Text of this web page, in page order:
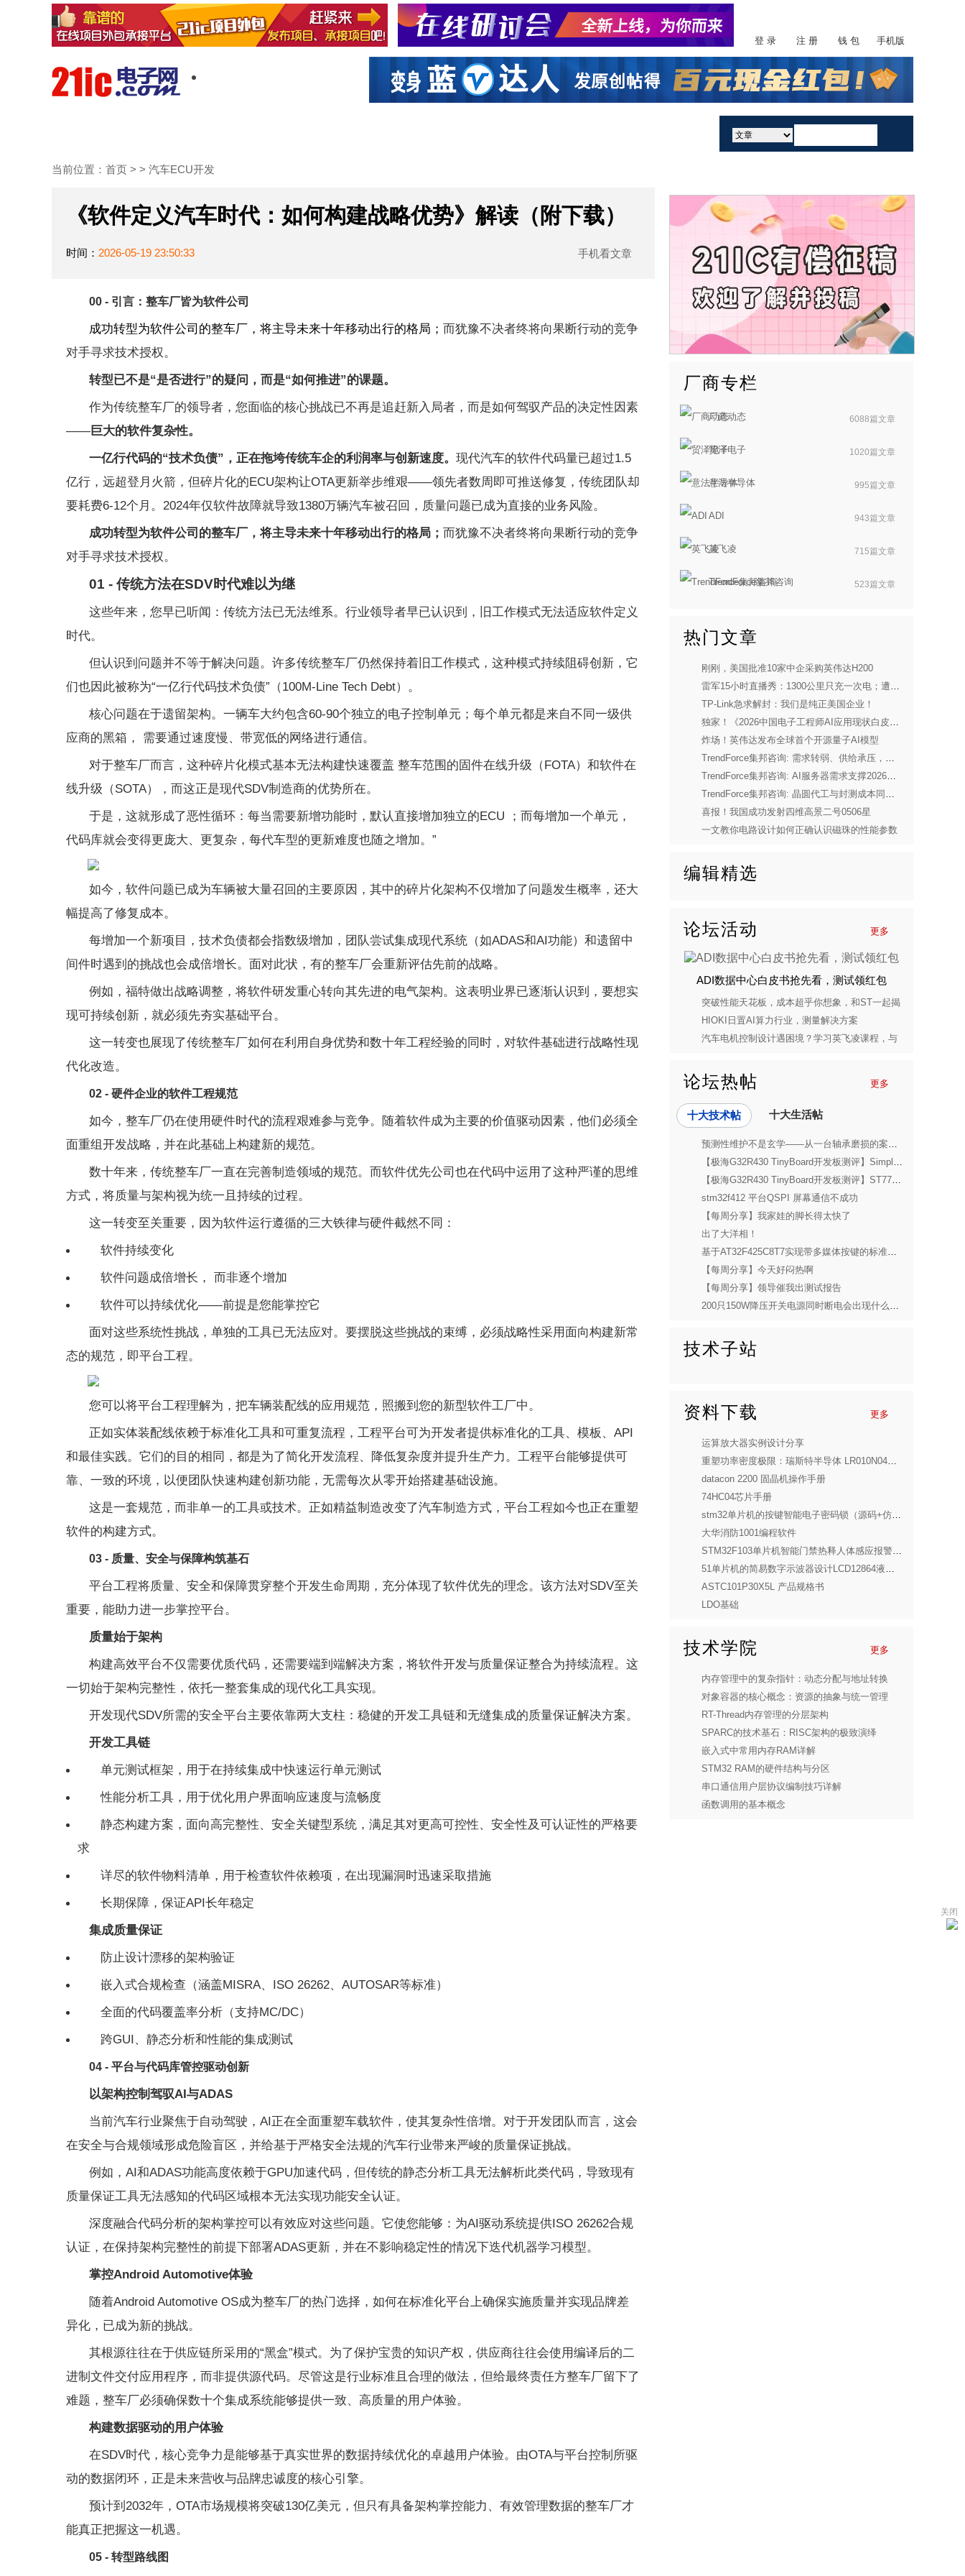
登 录 注 册 钱 包 手机版
当前位置： 首页 > > 汽车ECU开发
《软件定义汽车时代：如何构建战略优势》解读（附下载）
时间： 2026-05-19 23:50:33 手机看文章
00 - 引言：整车厂皆为软件公司
成功转型为软件公司的整车厂，将主导未来十年移动出行的格局 ； 而犹豫不决者终将向果断行动的竞争
对手寻求技术授权。
转型已不是“是否进行”的疑问，而是“如何推进”的课题。
作为传统整车厂的领导者，您面临的核心挑战已不再是追赶新入局者，而是如何驾驭产品的决定性因素
——巨大的软件复杂性。
一亿行代码的“技术负债”，正在拖垮传统车企的利润率与创新速度。 现代汽车的软件代码量已超过1.5
亿行，远超登月火箭，但碎片化的ECU架构让OTA更新举步维艰——领先者数周即可推送修复，传统团队却
要耗费6-12个月。2024年仅软件故障就导致1380万辆汽车被召回，质量问题已成为直接的业务风险。
成功转型为软件公司的整车厂，将主导未来十年移动出行的格局； 而犹豫不决者终将向果断行动的竞争
对手寻求技术授权。
01 - 传统方法在SDV时代难以为继
这些年来，您早已听闻：传统方法已无法维系。行业领导者早已认识到，
旧工作模式无法适应软件定义
时代。
但认识到问题并不等于解决问题。许多传统整车厂仍然保持着旧工作模式，这种模式持续阻碍创新，它
们也因此被称为“一亿行代码技术负债” （100M-Line Tech Debt）。
核心问题在于遗留架构。一辆车大约包含60-90个独立的电子控制单元；每个单元都是来自不同一级供
应商的黑箱， 需要通过速度慢、带宽低的网络进行通信。
对于整车厂而言，这种碎片化模式基本无法构建快速覆盖 整车范围的固件在线升级（FOTA）和软件在
线升级（SOTA），而这正是现代SDV制造商的优势所在。
于是，这就形成了恶性循环：每当需要新增功能时，默认直接增加独立的ECU
；而每增加一个单元，
代码库就会变得更庞大、更复杂，每代车型的更新难度也随之增加。”
如今，软件问题已成为车辆被大量召回的主要原因，其中的碎片化架构不仅增加了问题发生概率，还大
幅提高了修复成本。
每增加一个新项目，技术负债都会指数级增加，团队尝试集成现代系统 （如ADAS和AI功能）和遗留中
间件时遇到的挑战也会成倍增长。面对此状，有的整车厂会重新评估先前的战略。
例如， 福特做出战略调整，将软件研发重心转向其先进的电气架构。这表明业界已逐渐认识到，要想实
现可持续创新，就必须先夯实基础平台。
这一转变也展现了传统整车厂如何在利用自身优势和数十年工程经验的同时，对软件基础进行战略性现
代化改造。
02 - 硬件企业的软件工程规范
如今，整车厂仍在使用硬件时代的流程艰难参与竞争。随着软件成为主要的价值驱动因素，他们必须全
面重组开发战略，并在此基础上构建新的规范。
数十年来，传统整车厂一直在完善制造领域的规范。而软件优先公司也在代码中运用了这种严谨的思维
方式，将质量与架构视为统一且持续的过程。
这一转变至关重要，因为软件运行遵循的三大铁律与硬件截然不同：
软件持续变化
软件问题成倍增长， 而非逐个增加
软件可以持续优化——前提是您能掌控它
面对这些系统性挑战，单独的工具已无法应对。要摆脱这些挑战的束缚，必须战略性采用面向构建新常
态的规范，即平台工程。
您可以将平台工程理解为，把车辆装配线的应用规范，照搬到您的新型软件工厂中。
正如实体装配线依赖于标准化工具和可重复流程，工程平台可为开发者提供标准化的工具、模板、API
和最佳实践。它们的目的相同，都是为了简化开发流程、降低复杂度并提升生产力。工程平台能够提供可
靠、一致的环境，以便团队快速构建创新功能，无需每次从零开始搭建基础设施。
这是一套规范，而非单一的工具或技术。正如精益制造改变了汽车制造方式，平台工程如今也正在重塑
软件的构建方式。
03 - 质量、安全与保障构筑基石
平台工程将质量、安全和保障贯穿整个开发生命周期，充分体现了软件优先的理念。该方法对SDV至关
重要，能助力进一步掌控平台。
质量始于架构
构建高效平台不仅需要优质代码，还需要端到端解决方案，将软件开发与质量保证整合为持续流程。这
一切始于架构完整性，依托一整套集成的现代化工具实现。
开发现代SDV所需的安全平台主要依靠两大支柱：稳健的开发工具链和无缝集成的质量保证解决方案。
开发工具链
单元测试框架，用于在持续集成中快速运行单元测试
性能分析工具，用于优化用户界面响应速度与流畅度
静态构建方案，面向高完整性、安全关键型系统，满足其对更高可控性、安全性及可认证性的严格要
求
详尽的软件物料清单，用于检查软件依赖项，在出现漏洞时迅速采取措施
长期保障，保证API长年稳定
集成质量保证
防止设计漂移的架构验证
嵌入式合规检查（涵盖MISRA、ISO 26262、AUTOSAR等标准）
全面的代码覆盖率分析（支持MC/DC）
跨GUI、静态分析和性能的集成测试
04 - 平台与代码库管控驱动创新
以架构控制驾驭AI与ADAS
当前汽车行业聚焦于自动驾驶，AI正在全面重塑车载软件，使其复杂性倍增。对于开发团队而言，这会
在安全与合规领域形成危险盲区，并给基于严格安全法规的汽车行业带来严峻的质量保证挑战。
例如，AI和ADAS功能高度依赖于GPU加速代码，但传统的静态分析工具无法解析此类代码，导致现有
质量保证工具无法感知的代码区域根本无法实现功能安全认证。
深度融合代码分析的架构掌控可以有效应对这些问题。它使您能够：为AI驱动系统提供ISO 26262合规
认证，在保持架构完整性的前提下部署ADAS更新，并在不影响稳定性的情况下迭代机器学习模型。
掌控Android Automotive体验
随着Android Automotive OS成为整车厂的热门选择，如何在标准化平台上确保实施质量并实现品牌差
异化，已成为新的挑战。
其根源往往在于供应链所采用的“黑盒”模式。为了保护宝贵的知识产权，供应商往往会使用编译后的二
进制文件交付应用程序，而非提供源代码。尽管这是行业标准且合理的做法，但给最终责任方整车厂留下了
难题，整车厂必须确保数十个集成系统能够提供一致、高质量的用户体验。
构建数据驱动的用户体验
在SDV时代，核心竞争力是能够基于真实世界的数据持续优化的卓越用户体验。由OTA与平台控制所驱
动的数据闭环，正是未来营收与品牌忠诚度的核心引擎。
预计到2032年，OTA市场规模将突破130亿美元，但只有具备架构掌控能力、有效管理数据的整车厂才
能真正把握这一机遇。
05 - 转型路线图
厂商专栏
厂商动态 6088篇文章
贸泽电子 1020篇文章
意法半导体 995篇文章
ADI 943篇文章
英飞凌 715篇文章
TrendForce集邦咨询 523篇文章
热门文章
刚刚，美国批准10家中企采购英伟达H200
雷军15小时直播秀：1300公里只充一次电；遭一年网暴！
TP-Link急求解封：我们是纯正美国企业！
独家！《2026中国电子工程师AI应用现状白皮书》重磅发布
炸场！英伟达发布全球首个开源量子AI模型
TrendForce集邦咨询: 需求转弱、供给承压，预估2026年全球笔电出货量将下修至年减14.8%
TrendForce集邦咨询: AI服务器需求支撑2026年第二季度存储器合约价上行，CSP借长期协议锁定供货
TrendForce集邦咨询: 晶圆代工与封测成本同步上涨，DDIC供应商正酝酿上调报价
喜报！我国成功发射四维高景二号0506星
一文教你电路设计如何正确认识磁珠的性能参数
编辑精选
更多
论坛活动
ADI数据中心白皮书抢先看，测试领红包
突破性能天花板，成本超乎你想象，和ST一起揭
开STM32C5的神秘面纱
HIOKI日置AI算力行业，测量解决方案
汽车电机控制设计遇困境？学习英飞凌课程，与
更多
论坛热帖
十大技术帖 十大生活帖
预测性维护不是玄学——从一台轴承磨损的案例说起
【极海G32R430 TinyBoard开发板测评】SimpleFOC 2804云台电机驱动
【极海G32R430 TinyBoard开发板测评】ST7735s SPI屏幕驱动 + DMA帧率测试
stm32f412 平台QSPI 屏幕通信不成功
【每周分享】我家娃的脚长得太快了
出了大洋相！
基于AT32F425C8T7实现带多媒体按键的标准USB键盘
【每周分享】今天好闷热啊
【每周分享】领导催我出测试报告
200只150W降压开关电源同时断电会出现什么后果?
技术子站
更多
资料下载
运算放大器实例设计分享
重塑功率密度极限：瑞斯特半导体 LR010N04SD10 深度解析
datacon 2200 固晶机操作手册
74HC04芯片手册
stm32单片机的按键智能电子密码锁（源码+仿真+原理图+PCB+参考报告）
大华消防1001编程软件
STM32F103单片机智能门禁热释人体感应报警设计(全套)
51单片机的简易数字示波器设计LCD12864液晶示波器电子套件（全套）
ASTC101P30X5L 产品规格书
LDO基础
更多
技术学院
内存管理中的复杂指针：动态分配与地址转换
对象容器的核心概念：资源的抽象与统一管理
RT-Thread内存管理的分层架构
SPARC的技术基石：RISC架构的极致演绎
嵌入式中常用内存RAM详解
STM32 RAM的硬件结构与分区
串口通信用户层协议编制技巧详解
函数调用的基本概念
关闭